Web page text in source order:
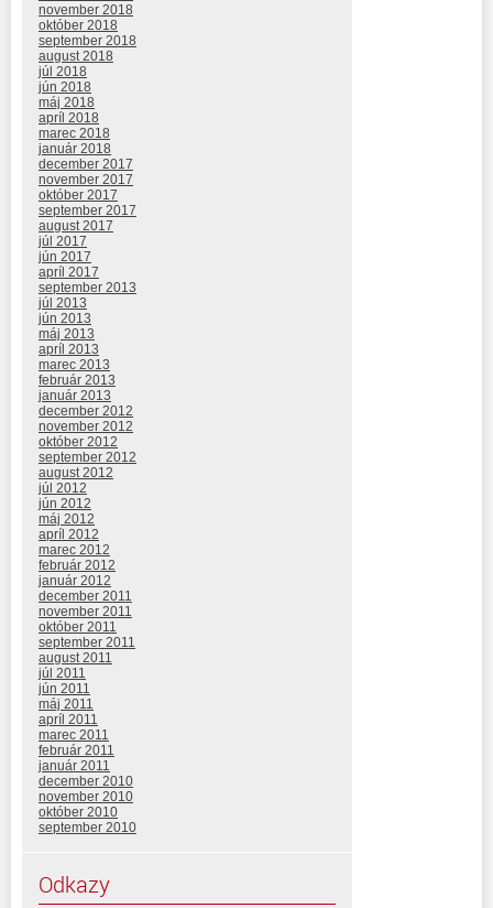
november 2018
október 2018
september 2018
august 2018
júl 2018
jún 2018
máj 2018
apríl 2018
marec 2018
január 2018
december 2017
november 2017
október 2017
september 2017
august 2017
júl 2017
jún 2017
apríl 2017
september 2013
júl 2013
jún 2013
máj 2013
apríl 2013
marec 2013
február 2013
január 2013
december 2012
november 2012
október 2012
september 2012
august 2012
júl 2012
jún 2012
máj 2012
apríl 2012
marec 2012
február 2012
január 2012
december 2011
november 2011
október 2011
september 2011
august 2011
júl 2011
jún 2011
máj 2011
apríl 2011
marec 2011
február 2011
január 2011
december 2010
november 2010
október 2010
september 2010
Odkazy